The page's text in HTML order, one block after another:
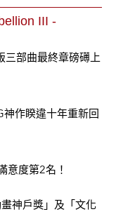
III -
三部曲最終章磅礡上
作睽違十年重新回
意度第2名！
畫神戶獎 」及「文化